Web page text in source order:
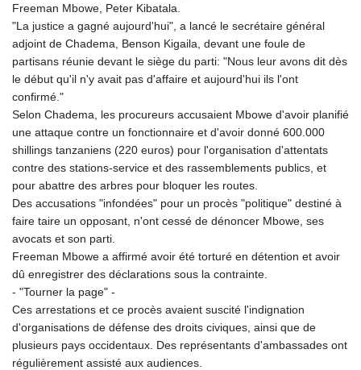
Freeman Mbowe, Peter Kibatala.
"La justice a gagné aujourd'hui", a lancé le secrétaire général
adjoint de Chadema, Benson Kigaila, devant une foule de
partisans réunie devant le siège du parti: "Nous leur avons dit dès
le début qu'il n'y avait pas d'affaire et aujourd'hui ils l'ont
confirmé."
Selon Chadema, les procureurs accusaient Mbowe d'avoir planifié
une attaque contre un fonctionnaire et d'avoir donné 600.000
shillings tanzaniens (220 euros) pour l'organisation d'attentats
contre des stations-service et des rassemblements publics, et
pour abattre des arbres pour bloquer les routes.
Des accusations "infondées" pour un procès "politique" destiné à
faire taire un opposant, n'ont cessé de dénoncer Mbowe, ses
avocats et son parti.
Freeman Mbowe a affirmé avoir été torturé en détention et avoir
dû enregistrer des déclarations sous la contrainte.
- "Tourner la page" -
Ces arrestations et ce procès avaient suscité l'indignation
d'organisations de défense des droits civiques, ainsi que de
plusieurs pays occidentaux. Des représentants d'ambassades ont
régulièrement assisté aux audiences.